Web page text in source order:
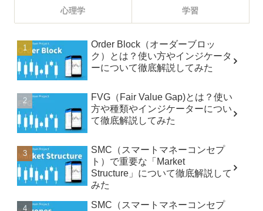
心理学 学習
Order Block（オーダーブロッ
ク）とは？使い方やインジケータ
ーについて徹底解説してみた
FVG（Fair Value Gap)とは？使い
方や種類やインジケーターについ
て徹底解説してみた
SMC（スマートマネーコンセプ
ト）で重要な「Market
Structure」について徹底解説して
みた
SMC（スマートマネーコンセプ